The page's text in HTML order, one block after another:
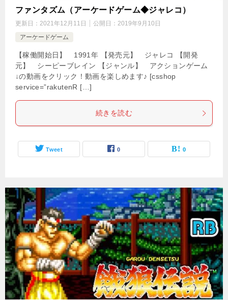
ファンタズム（アーケードゲーム◆ジャレコ）
更新日： 2021年12月11日 公開日： 2019年9月10日
アーケードゲーム
【稼働開始日】 1991年 【発売元】 ジャレコ 【開発
元】 シーピーブレイン 【ジャンル】 アクションゲーム
↓の動画をクリック！動画を楽しめます♪ [csshop
service=”rakutenR […]
続きを読む
Tweet 0 0